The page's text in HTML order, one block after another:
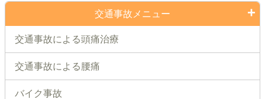
交通事故メニュー
交通事故による頭痛治療
交通事故による腰痛
バイク事故